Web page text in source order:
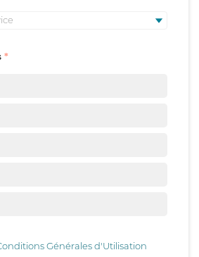
Générales d'Utilisation